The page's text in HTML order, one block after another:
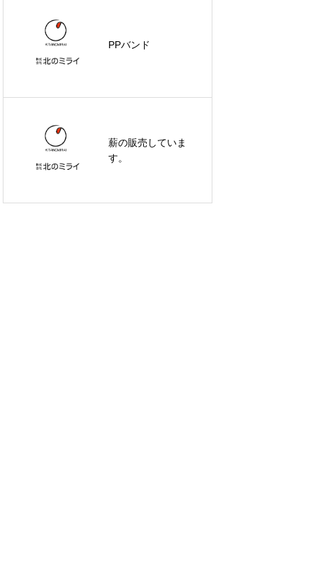
PPバンド
薪の販売していま
す。